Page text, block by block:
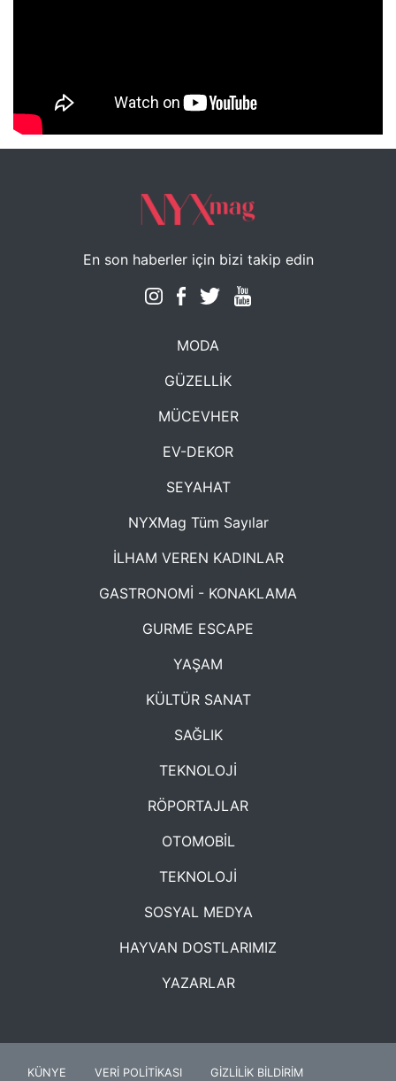
NYXmag 2. Yaş Kutlama Etkinliği
En son haberler için bizi takip edin
MODA
GÜZELLİK
MÜCEVHER
EV-DEKOR
SEYAHAT
NYXMag Tüm Sayılar
İLHAM VEREN KADINLAR
GASTRONOMİ - KONAKLAMA
GURME ESCAPE
YAŞAM
KÜLTÜR SANAT
SAĞLIK
TEKNOLOJİ
RÖPORTAJLAR
OTOMOBİL
TEKNOLOJİ
SOSYAL MEDYA
HAYVAN DOSTLARIMIZ
YAZARLAR
KÜNYE VERİ POLİTİKASI GİZLİLİK BİLDİRİM